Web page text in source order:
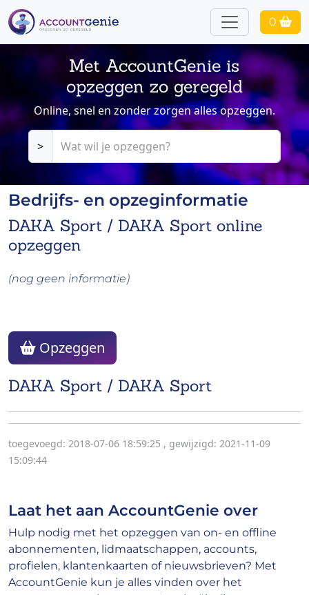
0
Met AccountGenie is
opzeggen zo geregeld
Online, snel en zonder zorgen alles opzeggen.
>
Bedrijfs- en opzeginformatie
DAKA Sport / DAKA Sport online
opzeggen
(nog geen informatie)
DAKA Sport / DAKA Sport
Opzeggen
toegevoegd: 2018-07-06 18:59:25 , gewijzigd: 2021-11-09
15:09:44
Laat het aan AccountGenie over
Hulp nodig met het opzeggen van on- en offline
abonnementen, lidmaatschappen, accounts,
profielen, klantenkaarten of nieuwsbrieven? Met
AccountGenie kun je alles vinden over het